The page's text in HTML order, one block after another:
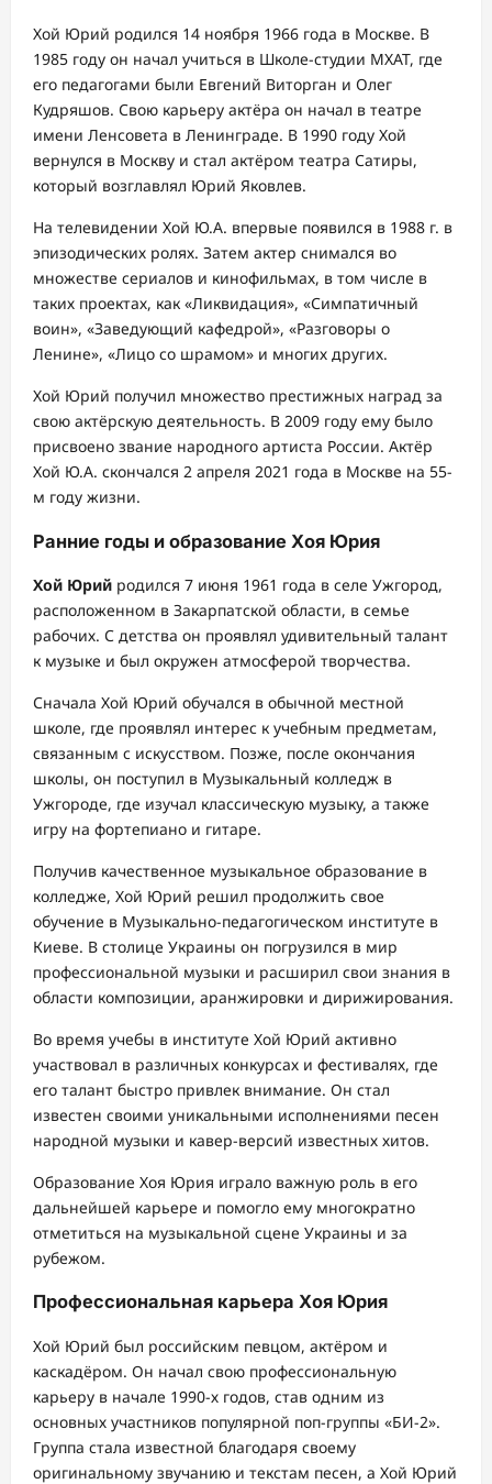
Хой Юрий родился 14 ноября 1966 года в Москве. В
1985 году он начал учиться в Школе-студии МХАТ, где
его педагогами были Евгений Виторган и Олег
Кудряшов. Свою карьеру актёра он начал в театре
имени Ленсовета в Ленинграде. В 1990 году Хой
вернулся в Москву и стал актёром театра Сатиры,
который возглавлял Юрий Яковлев.
На телевидении Хой Ю.А. впервые появился в 1988 г. в
эпизодических ролях. Затем актер снимался во
множестве сериалов и кинофильмах, в том числе в
таких проектах, как «Ликвидация», «Симпатичный
воин», «Заведующий кафедрой», «Разговоры о
Ленине», «Лицо со шрамом» и многих других.
Хой Юрий получил множество престижных наград за
свою актёрскую деятельность. В 2009 году ему было
присвоено звание народного артиста России. Актёр
Хой Ю.А. скончался 2 апреля 2021 года в Москве на 55-
м году жизни.
Ранние годы и образование Хоя Юрия
Хой Юрий родился 7 июня 1961 года в селе Ужгород,
расположенном в Закарпатской области, в семье
рабочих. С детства он проявлял удивительный талант
к музыке и был окружен атмосферой творчества.
Сначала Хой Юрий обучался в обычной местной
школе, где проявлял интерес к учебным предметам,
связанным с искусством. Позже, после окончания
школы, он поступил в Музыкальный колледж в
Ужгороде, где изучал классическую музыку, а также
игру на фортепиано и гитаре.
Получив качественное музыкальное образование в
колледже, Хой Юрий решил продолжить свое
обучение в Музыкально-педагогическом институте в
Киеве. В столице Украины он погрузился в мир
профессиональной музыки и расширил свои знания в
области композиции, аранжировки и дирижирования.
Во время учебы в институте Хой Юрий активно
участвовал в различных конкурсах и фестивалях, где
его талант быстро привлек внимание. Он стал
известен своими уникальными исполнениями песен
народной музыки и кавер-версий известных хитов.
Образование Хоя Юрия играло важную роль в его
дальнейшей карьере и помогло ему многократно
отметиться на музыкальной сцене Украины и за
рубежом.
Профессиональная карьера Хоя Юрия
Хой Юрий был российским певцом, актёром и
каскадёром. Он начал свою профессиональную
карьеру в начале 1990-х годов, став одним из
основных участников популярной поп-группы «БИ-2».
Группа стала известной благодаря своему
оригинальному звучанию и текстам песен, а Хой Юрий